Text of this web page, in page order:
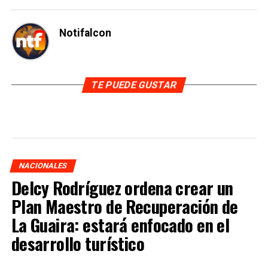
Notifalcon
TE PUEDE GUSTAR
NACIONALES
Delcy Rodríguez ordena crear un
Plan Maestro de Recuperación de
La Guaira: estará enfocado en el
desarrollo turístico